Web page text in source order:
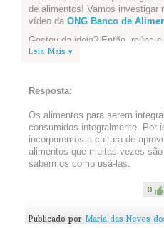
de alimentos! Vamos investigar
vídeo da ONG Banco de
Gostou da ideia? Então, reúna
experiência culinária!
muitas vezes é desperdiçado
-Converse com cozinheiras,
como vocês poderiam utilizar
-Escolham ou criem uma
-Se for possível fotografem ou
produzindo a receita e postem
Assim teremos ideias de todo o
Leia Mais ▾
Resposta:
Os alimentos para serem
consumidos integralmente. Por
incorporemos a cultura de
alimentos que muitas vezes
sabermos como usá-las.
0
Publicado por Maria das Neves